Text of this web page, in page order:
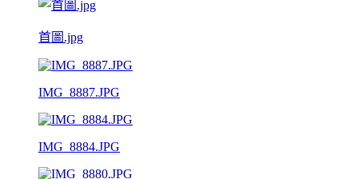
首圖.jpg
IMG_8887.JPG
IMG_8884.JPG